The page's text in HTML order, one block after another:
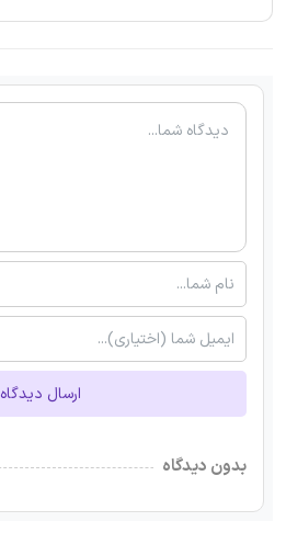
ارسال دیدگاه
بدون دیدگاه